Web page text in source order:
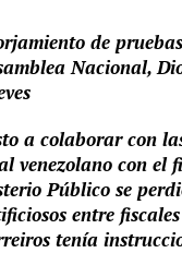
de
Nacional,
a colaborar con
venezolano con
Público se
entre
tenía